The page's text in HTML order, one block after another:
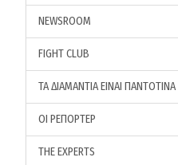
NEWSROOM
FIGHT CLUB
ΤΑ ΔΙΑΜΑΝΤΙΑ ΕΙΝΑΙ ΠΑΝΤΟΤΙΝΑ
ΟΙ ΡΕΠΟΡΤΕΡ
THE EXPERTS